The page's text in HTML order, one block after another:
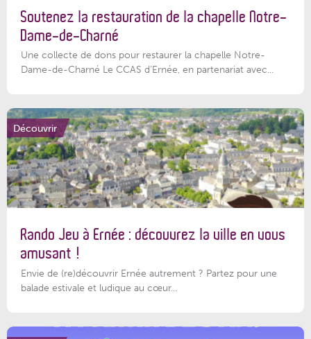
Soutenez la restauration de la chapelle Notre-
Dame-de-Charné
Une collecte de dons pour restaurer la chapelle Notre-
Dame-de-Charné Le CCAS d’Ernée, en partenariat avec...
Découvrir
Rando Jeu à Ernée : découvrez la ville en vous
amusant !
Envie de (re)découvrir Ernée autrement ? Partez pour une
balade estivale et ludique au cœur...